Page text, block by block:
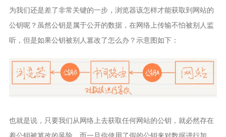
为我们还是差了非常关键的一步，浏览器该怎样才能获取到网站的
公钥呢？虽然公钥是属于公开的数据，在网络上传输不怕被别人监
听，但是如果公钥被别人篡改了怎么办？示意图如下：
也就是说，只要我们从网络上去获取任何网站的公钥，就必然存在